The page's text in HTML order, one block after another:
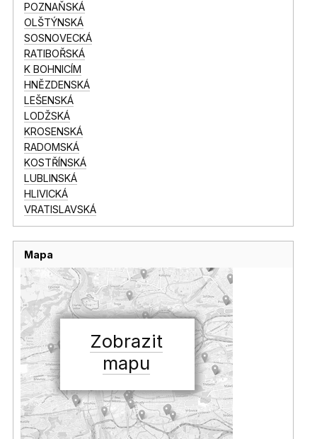
POZNAŇSKÁ
OLŠTÝNSKÁ
SOSNOVECKÁ
RATIBOŘSKÁ
K BOHNICÍM
HNĚZDENSKÁ
LEŠENSKÁ
LODŽSKÁ
KROSENSKÁ
RADOMSKÁ
KOSTŘÍNSKÁ
LUBLINSKÁ
HLIVICKÁ
VRATISLAVSKÁ
Mapa
Zobrazit
mapu